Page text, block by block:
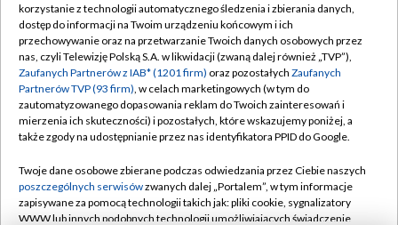
TVP
Abonament TVP
Emisja w TVP
Centrum informacji TVP
Naziemna Telewizja Cyfrowa
Rada Programowa
System NOS
Regulamin TVP
Polityka prywatności
Moje zgody
Pomoc
Kontakt
korzystanie z technologii automatycznego śledzenia i zbierania danych,
dostęp do informacji na Twoim urządzeniu końcowym i ich
przechowywanie oraz na przetwarzanie Twoich danych osobowych przez
nas, czyli Telewizję Polską S.A. w likwidacji (zwaną dalej również „TVP”),
Zaufanych Partnerów z IAB* (1201 firm) oraz pozostałych Zaufanych
Partnerów TVP (93 firm), w celach marketingowych (w tym do
zautomatyzowanego dopasowania reklam do Twoich zainteresowań i
mierzenia ich skuteczności) i pozostałych, które wskazujemy poniżej, a
także zgody na udostępnianie przez nas identyfikatora PPID do Google.
Twoje dane osobowe zbierane podczas odwiedzania przez Ciebie naszych
poszczególnych serwisówzwanych dalej „Portalem”, w tym informacje
zapisywane za pomocą technologii takich jak: pliki cookie, sygnalizatory
WWW lub innych podobnych technologii umożliwiających świadczenie